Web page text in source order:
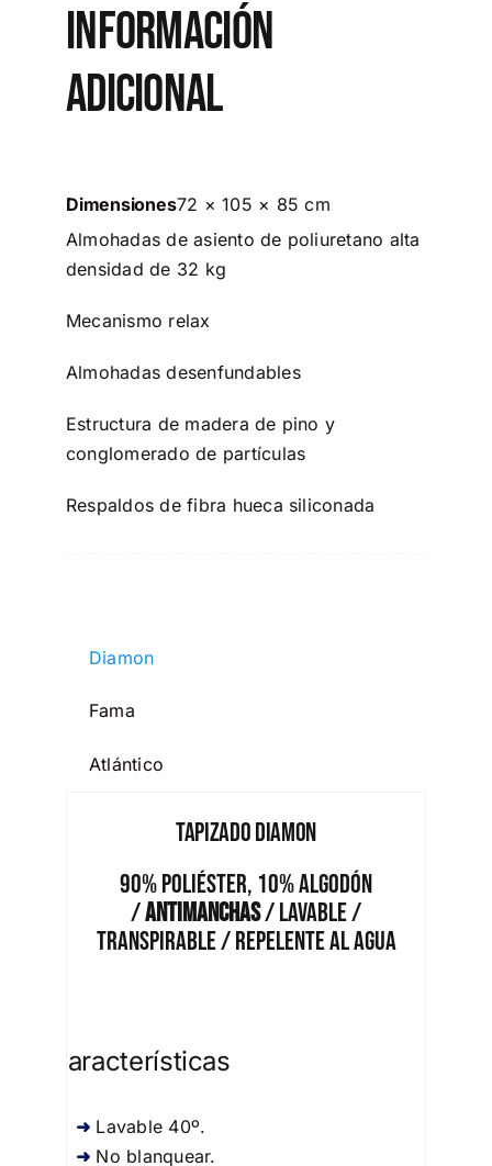
Información
adicional
Dimensiones72 × 105 × 85 cm
Almohadas de asiento de poliuretano alta
densidad de 32 kg
Mecanismo relax
Almohadas desenfundables
Estructura de madera de pino y
conglomerado de partículas
Respaldos de fibra hueca siliconada
Diamon
Fama
Atlántico
Tapizado Diamon
90% Poliéster, 10% Algodón
/Antimanchas/ Lavable /
Transpirable / Repelente al Agua
Características
Lavable 40º.
No blanquear.